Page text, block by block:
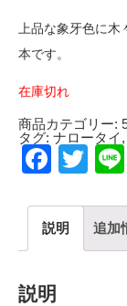
上品な象牙色に
本です。
在庫切れ
商品カテゴリー:
タグ: ナロータイ,
説明 追加
説明